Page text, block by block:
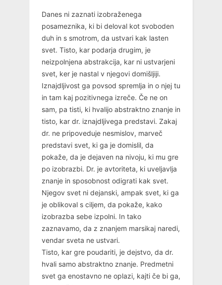
Danes ni zaznati izobraženega
posameznika, ki bi deloval kot svoboden
duh in s smotrom, da ustvari kak lasten
svet. Tisto, kar podarja drugim, je
neizpolnjena abstrakcija, kar ni ustvarjeni
svet, ker je nastal v njegovi domišljiji.
Iznajdljivost ga povsod spremlja in o njej tu
in tam kaj pozitivnega izreče. Če ne on
sam, pa tisti, ki hvalijo abstraktno znanje in
tisto, kar dr. iznajdljivega predstavi. Zakaj
dr. ne pripoveduje nesmislov, marveč
predstavi svet, ki ga je domislil, da
pokaže, da je dejaven na nivoju, ki mu gre
po izobrazbi. Dr. je avtoriteta, ki uveljavlja
znanje in sposobnost odigrati kak svet.
Njegov svet ni dejanski, ampak svet, ki ga
je oblikoval s ciljem, da pokaže, kako
izobrazba sebe izpolni. In tako
zaznavamo, da z znanjem marsikaj naredi,
vendar sveta ne ustvari.
Tisto, kar gre poudariti, je dejstvo, da dr.
hvali samo abstraktno znanje. Predmetni
svet ga enostavno ne oplazi, kajti če bi ga,